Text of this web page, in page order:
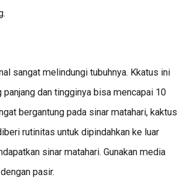
sangat melindungi tubuhnya. Kkatus ini
dan tingginya bisa mencapai 10
bergantung pada sinar matahari, kaktus
rutinitas untuk dipindahkan ke luar
sinar matahari. Gunakan media
pasir.